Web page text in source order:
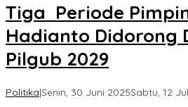
Tiga Periode
Hadianto Didorong
Pilgub 2029
Politika|Senin, 30 Juni 2025Sabtu, 12